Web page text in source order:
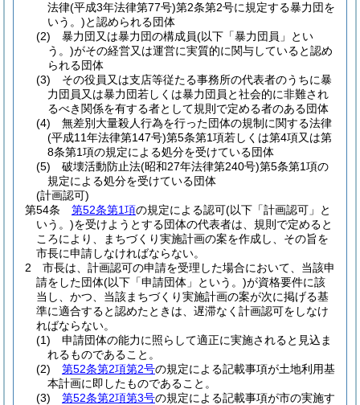
法律(平成3年法律第77号)第2条第2号に規定する暴力団を
いう。)と認められる団体
(2)
暴力団又は暴力団の構成員(以下「暴力団員」とい
う。)がその経営又は運営に実質的に関与していると認め
られる団体
(3)
その役員又は支店等従たる事務所の代表者のうちに暴
力団員又は暴力団若しくは暴力団員と社会的に非難され
るべき関係を有する者として規則で定める者のある団体
(4)
無差別大量殺人行為を行った団体の規制に関する法律
(平成11年法律第147号)第5条第1項若しくは第4項又は第
8条第1項の規定による処分を受けている団体
(5)
破壊活動防止法(昭和27年法律第240号)第5条第1項の
規定による処分を受けている団体
(計画認可)
第54条
第52条第1項の規定による認可(以下「計画認可」と
いう。)を受けようとする団体の代表者は、規則で定めると
ころにより、まちづくり実施計画の案を作成し、その旨を
市長に申請しなければならない。
2
市長は、計画認可の申請を受理した場合において、当該申
請をした団体(以下「申請団体」という。)が資格要件に該
当し、かつ、当該まちづくり実施計画の案が次に掲げる基
準に適合すると認めたときは、遅滞なく計画認可をしなけ
ればならない。
(1)
申請団体の能力に照らして適正に実施されると見込ま
れるものであること。
(2)
第52条第2項第2号の規定による記載事項が土地利用基
本計画に即したものであること。
(3)
第52条第2項第3号の規定による記載事項が市の実施す